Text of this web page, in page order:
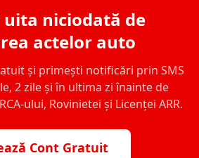
niciodată de
actelor auto
și primești notificări prin SMS
2 zile și în ultima zi înainte de
ului, Rovinietei și Licenței ARR.
Cont Gratuit